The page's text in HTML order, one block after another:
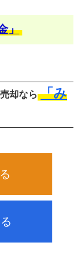
」
却なら 「み